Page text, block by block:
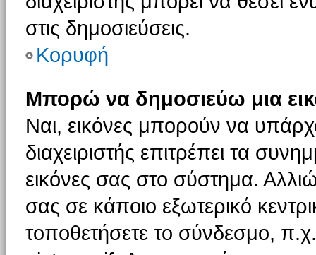
στις δημοσιεύσεις.
Κορυφή
Μπορώ να δημοσιεύω μια
Ναι, εικόνες μπορούν να
διαχειριστής επιτρέπει τα
εικόνες σας στο σύστημα.
σας σε κάποιο εξωτερικό
τοποθετήσετε το σύνδεσμο,